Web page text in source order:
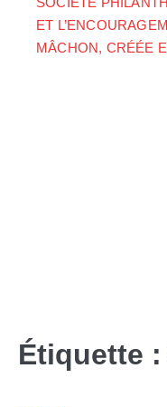
ET
MÂCHON, CRÉÉE
Étiquette :